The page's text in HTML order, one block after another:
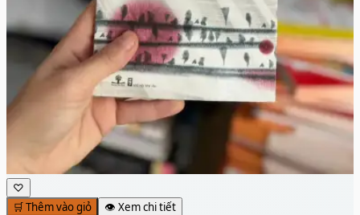
♡
🛒 Thêm vào giỏ
👁️ Xem chi tiết